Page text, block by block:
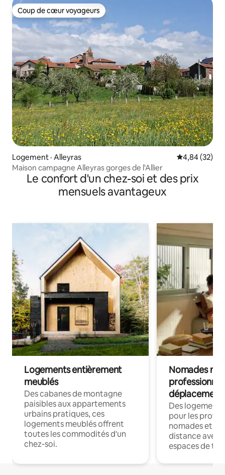
Coup de cœur voyageurs
Coup de cœur voyageurs
Logement · Alleyras Note
4,84 (32)
Maison campagne Alleyras gorges de l'Allier
Le confort d'un chez-soi et des prix
mensuels avantageux
Logements entièrement
meublés
Des cabanes de montagne
paisibles aux appartements
urbains pratiques, ces
logements meublés offrent
toutes les commodités d'un
chez-soi.
Nomades
déplacement
Des
pour les
nomades et
distance avec
espaces de